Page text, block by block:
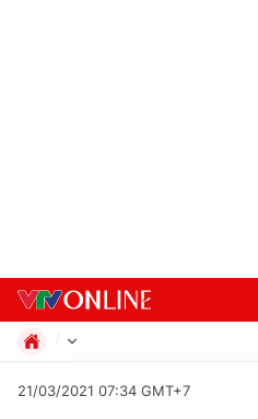
Xã hội
21/03/2021 07:34 GMT+7